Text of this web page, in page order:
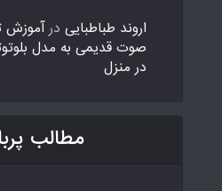
اروند طباطبایی درآموزش
در منزل
مطالب